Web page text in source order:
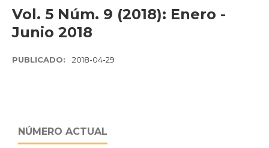
Vol. 5 Núm. 9 (2018): Enero -
Junio 2018
PUBLICADO: 2018-04-29
NÚMERO ACTUAL